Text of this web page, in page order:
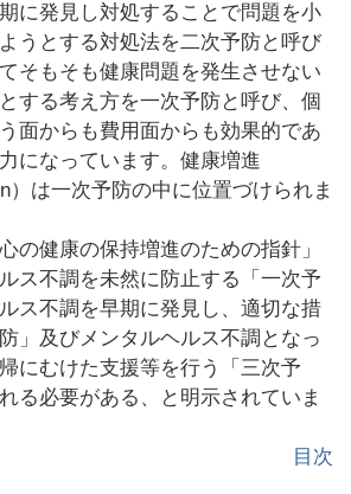
に発見し対処することで問題を小
うとする対処法を二次予防と呼び
そもそも健康問題を発生させない
する考え方を一次予防と呼び、個
面からも費用面からも効果的であ
になっています。健康増進
）は一次予防の中に位置づけられま
の健康の保持増進のための指針」
ス不調を未然に防止する「一次予
ス不調を早期に発見し、適切な措
」及びメンタルヘルス不調となっ
にむけた支援等を行う「三次予
る必要がある、と明示されていま
目次